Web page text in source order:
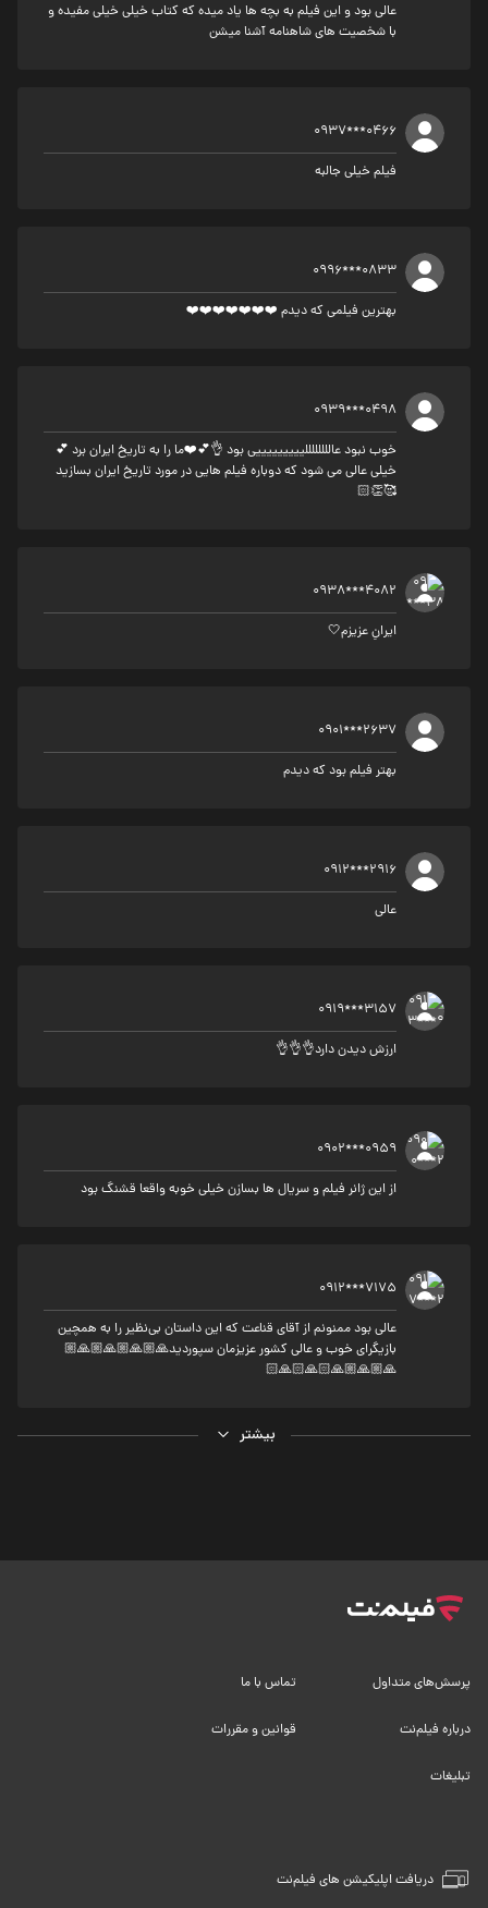
عالی بود و این فیلم به بچه ها یاد میده که کتاب خیلی خیلی مفیده و
با شخصیت های شاهنامه آشنا میشن
0937***0466
فیلم خیلی جالبه
0996***0833
بهترین فیلمی که دیدم ❤️❤️❤️❤️❤️❤️❤️
0939***0498
خوب نبود عاللللللللیییییییییی بود 👌💕❤️ما را به تاریخ ایران برد 💕
خیلی عالی می شود که دوباره فیلم هایی در مورد تاریخ ایران بسازید
🥰👏🏻
0938***4082
ایرانِ عزیزم🤍
0901***2637
بهتر فیلم بود که دیدم
0912***2916
عالی
0919***3157
ارزش دیدن دارد👌👌👌
0902***0959
از این ژانر فیلم و سریال ها بسازن خیلی خوبه واقعا قشنگ بود
0912***7175
عالی بود ممنونم از آقای قناعت که این داستان بی‌نظیر را به همچین
بازیگرای خوب و عالی کشور عزیزمان سپوردید🙏🏼🙏🏼🙏🏼🙏🏼
🙏🏼🙏🏼🙏🏻🙏🏻🙏🏻
بیشتر
دریافت اپلیکیشن های فیلم‌نت
پرسش‌های متداول تماس با ما
درباره فیلم‌نت قوانین و مقررات
تبلیغات